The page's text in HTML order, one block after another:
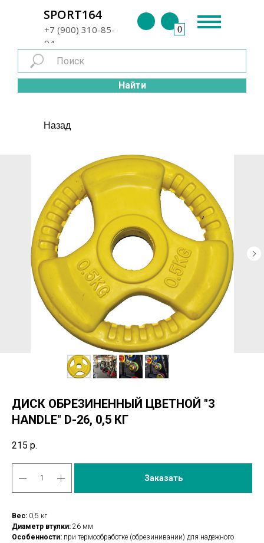
+7 (900) 310-85-
94
SPORT164
0
Найти
Назад
ДИСК ОБРЕЗИНЕННЫЙ ЦВЕТНОЙ "3
HANDLE" D-26, 0,5 КГ
215 р.
Заказать
Вес: 0,5 кг
Диаметр втулки: 26 мм
Особенности: при термообработке (обрезинивании) для надежного